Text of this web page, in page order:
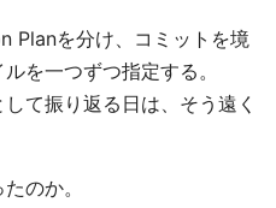
Planを分け、コミットを境
を一つずつ指定する。
て振り返る日は、そう遠く
のか。